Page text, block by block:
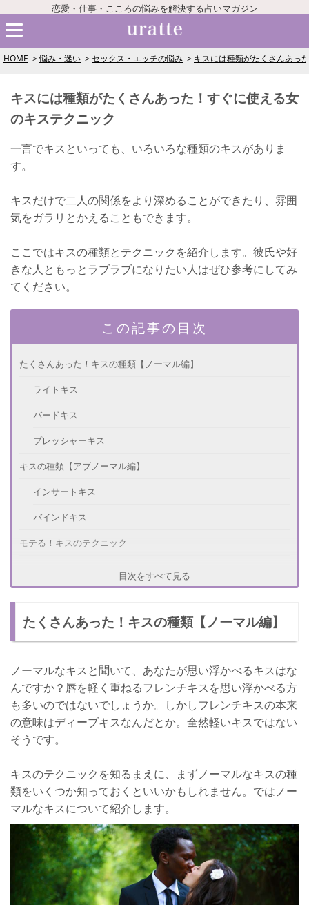
恋愛・仕事・こころの悩みを解決する占いマガジン
HOME 悩み・迷い セックス・エッチの悩み キスには種類がたくさんあっ
キスには種類がたくさんあった！すぐに使える女
のキステクニック
一言でキスといっても、いろいろな種類のキスがありま
す。
キスだけで二人の関係をより深めることができたり、雰囲
気をガラリとかえることもできます。
ここではキスの種類とテクニックを紹介します。彼氏や好
きな人ともっとラブラブになりたい人はぜひ参考にしてみ
てください。
この記事の目次
たくさんあった！キスの種類【ノーマル編】
ライトキス
バードキス
プレッシャーキス
キスの種類【アブノーマル編】
インサートキス
バインドキス
モテる！キスのテクニック
盛り上がってきたら違う種類のキスを要求する
さいごに
目次をすべて見る
たくさんあった！キスの種類【ノーマル編】
ノーマルなキスと聞いて、あなたが思い浮かべるキスはな
んですか？唇を軽く重ねるフレンチキスを思い浮かべる方
も多いのではないでしょうか。しかしフレンチキスの本来
の意味はディーブキスなんだとか。全然軽いキスではない
そうです。
キスのテクニックを知るまえに、まずノーマルなキスの種
類をいくつか知っておくといいかもしれません。ではノー
マルなキスについて紹介します。